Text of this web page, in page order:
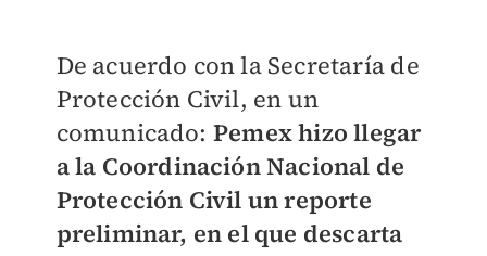
De acuerdo con la Secretaría de
Protección Civil, en un
comunicado: Pemex hizo llegar
a la Coordinación Nacional de
Protección Civil un reporte
preliminar, en el que descarta